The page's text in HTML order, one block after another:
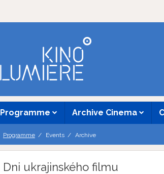
Programme Archive Cinema
Programme Events Archive
Dni ukrajinského filmu